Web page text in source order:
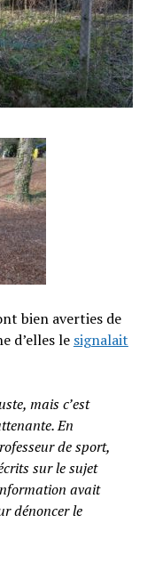
bien averties de
d’elles le signalait
mais c’est
En
de sport,
sur le sujet
avait
dénoncer le